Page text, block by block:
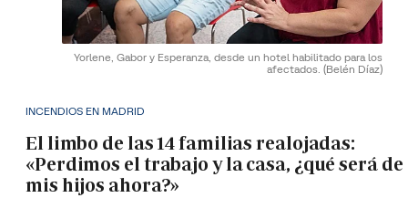
Yorlene, Gabor y Esperanza, desde un hotel habilitado para los
afectados. (Belén Díaz)
INCENDIOS EN MADRID
El limbo de las 14 familias realojadas:
«Perdimos el trabajo y la casa, ¿qué será de
mis hijos ahora?»